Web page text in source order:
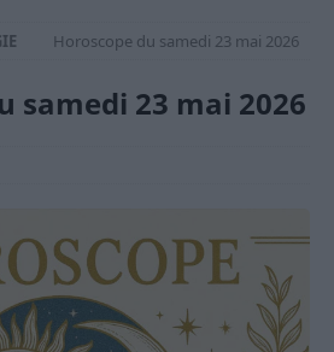
Horoscope du samedi 23 mai 2026
samedi 23 mai 2026